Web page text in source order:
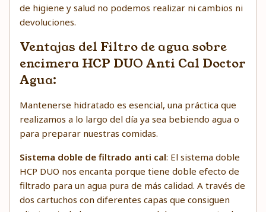
de higiene y salud no podemos realizar ni cambios ni
devoluciones.
Ventajas del Filtro de agua sobre
encimera HCP DUO Anti Cal Doctor
Agua:
Mantenerse hidratado es esencial, una práctica que
realizamos a lo largo del día ya sea bebiendo agua o
para preparar nuestras comidas.
Sistema doble de filtrado anti cal: El sistema doble
HCP DUO nos encanta porque tiene doble efecto de
filtrado para un agua pura de más calidad. A través de
dos cartuchos con diferentes capas que consiguen